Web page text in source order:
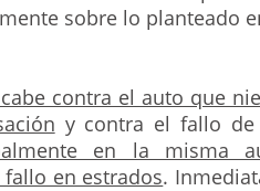
sobre lo planteado
contra el auto que
y contra el fallo de
en la misma
en estrados.